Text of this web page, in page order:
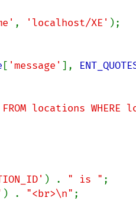
, 'localhost/XE' );
[ 'message' ],
locations WHERE
) . " is " ;
) . "<br>\n" ;